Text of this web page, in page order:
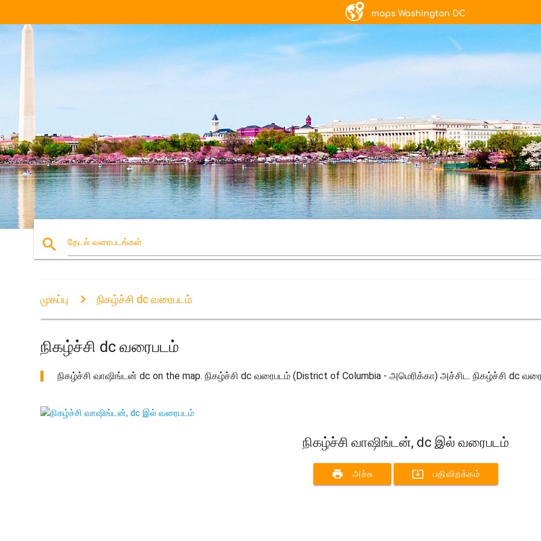
search தேடல் வரைபடங்கள்
முகப்பு நிகழ்ச்சி dc வரைபடம்
நிகழ்ச்சி dc வரைபடம்
நிகழ்ச்சி வாஷிங்டன் dc on the map. நிகழ்ச்சி dc வரைபடம் (District of Columbia - அமெரிக்கா) அச்சிட. நிகழ்ச்சி dc
நிகழ்ச்சி வாஷிங்டன், dc இல் வரைபடம்
print அச்சு system_update_alt பதிவிறக்கம்